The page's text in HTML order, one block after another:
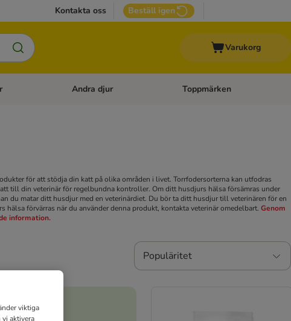
Kontakta oss Beställ igen
Varukorg
Kattillbehör Open category menu: Veterinärfoder
Andra djur Open category menu: Andra
Toppmärken
för att stödja din katt på olika områden i livet. Torrfodersorterna kan utfodras
till din veterinär för regelbundna kontroller. Om ditt husdjurs hälsa försämras under
du matar ditt husdjur med en veterinärdiet. Du bör ta ditt husdjur till veterinären för en
förvärras när du använder denna produkt, kontakta veterinär omedelbart. Genom
information.
Populäritet
viktiga
aktivera